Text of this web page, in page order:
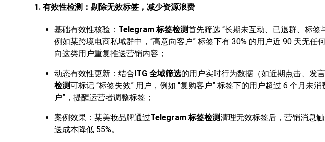
1. 有效性检测：剔除无效标签，减少资源浪费
基础有效性核验： Telegram 标签检测首先筛选 “长期未互动、已退群、标签
例如某跨境电商私域群中，“高意向客户” 标签下有 30% 的用户近 90 天无任
向这类用户重复推送营销内容；
动态有效性更新：结合ITG 全域筛选的用户实时行为数据（如近期点击、发
检测可标记 “标签失效” 用户，例如 “复购客户” 标签下的用户超过 6 个月未
户”，提醒运营者调整标签；
案例效果：某美妆品牌通过Telegram 标签检测清理无效标签后，营销消息
送成本降低 55%。